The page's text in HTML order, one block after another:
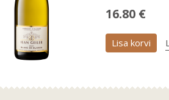
16.80 €
Lisa korvi